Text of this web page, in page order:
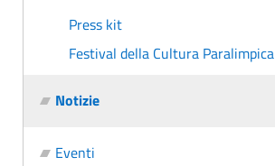
Press kit
Festival della Cultura Paralimpica
Notizie
Eventi